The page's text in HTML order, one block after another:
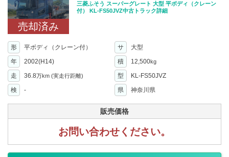
売却済み
三菱ふそう スーパーグレート 大型 平ボディ（クレーン
付） KL-FS50JVZ中古トラック詳細
形 平ボディ（クレーン付） サ
大型
年
2002(H14) 積 12,500kg
走 36.8万km (実走行距離) 型
KL-FS50JVZ
検
- 県 神奈川県
販売価格
お問い合わせください。